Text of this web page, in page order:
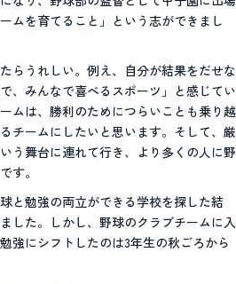
ムを育てること」という志ができまし
らうれしい。例え、自分が結果をだせな
、みんなで喜べるスポーツ」と感じてい
ムは、勝利のためにつらいことも乗り越
チームにしたいと思います。そして、厳
う舞台に連れて行き、より多くの人に野
す。
と勉強の両立ができる学校を探した結
した。しかし、野球のクラブチームに入
強にシフトしたのは3年生の秋ごろから